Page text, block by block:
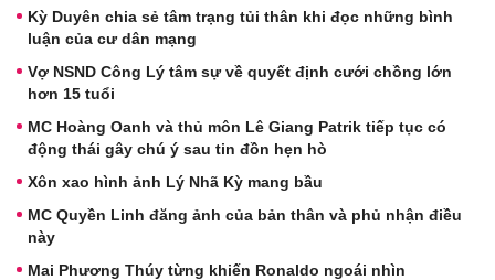
Kỳ Duyên chia sẻ tâm trạng tủi thân khi đọc những bình
luận của cư dân mạng
Vợ NSND Công Lý tâm sự về quyết định cưới chồng lớn
hơn 15 tuổi
MC Hoàng Oanh và thủ môn Lê Giang Patrik tiếp tục có
động thái gây chú ý sau tin đồn hẹn hò
Xôn xao hình ảnh Lý Nhã Kỳ mang bầu
MC Quyền Linh đăng ảnh của bản thân và phủ nhận điều
này
Mai Phương Thúy từng khiến Ronaldo ngoái nhìn